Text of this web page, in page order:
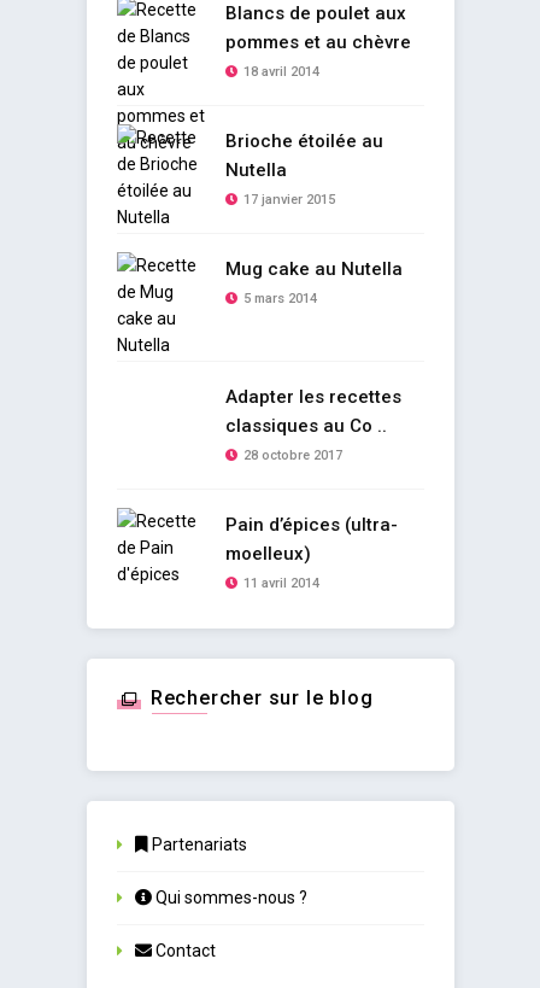
Blancs de poulet aux
pommes et au chèvre
18 avril 2014
Brioche étoilée au
Nutella
17 janvier 2015
Mug cake au Nutella
5 mars 2014
Adapter les recettes
classiques au Co ..
28 octobre 2017
Pain d’épices (ultra-
moelleux)
11 avril 2014
Rechercher sur le blog
Partenariats
Qui sommes-nous ?
Contact